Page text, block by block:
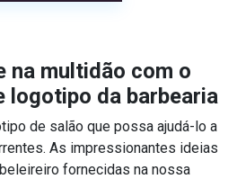
na multidão com o
logotipo da barbearia
de salão que possa ajudá-lo a
As impressionantes ideias
fornecidas na nossa